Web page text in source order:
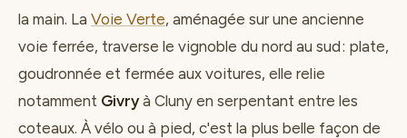
la main. La Voie Verte, aménagée sur une ancienne
voie ferrée, traverse le vignoble du nord au sud : plate,
goudronnée et fermée aux voitures, elle relie
notamment Givryà Cluny en serpentant entre les
coteaux. À vélo ou à pied, c'est la plus belle façon de